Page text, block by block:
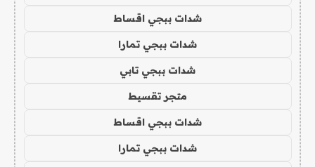
شدات ببجي اقساط
شدات ببجي تمارا
شدات ببجي تابي
متجر تقسيط
شدات ببجي اقساط
شدات ببجي تمارا